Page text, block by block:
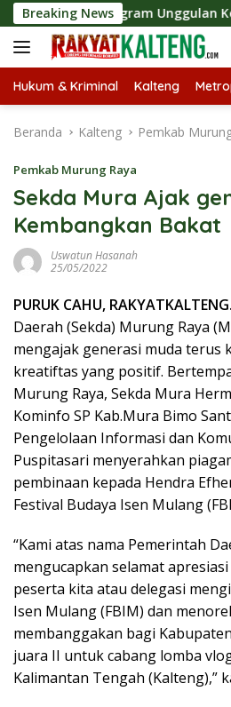
Langsung
ke
konten
Breaking News
Program Unggulan Kepada
Hukum & Kriminal Kalteng
Beranda Kalteng Pemkab
Pemkab Murung Raya
Sekda Mura Ajak
Kembangkan Bakat
Uswatun Hasanah
25/05/2022
PURUK CAHU,
Daerah (Sekda) Murung Raya
mengajak generasi muda terus
kreatiftas yang positif.
Murung Raya, Sekda Mura
Kominfo SP Kab.Mura Bimo
Pengelolaan Informasi dan
Puspitasari menyerahkan
pembinaan kepada Hendra
Festival Budaya Isen Mulang
“Kami atas nama Pemerintah
mengucapkan selamat
peserta kita atau delegasi
Isen Mulang (FBIM) dan
membanggakan bagi
juara II untuk cabang lomba
Kalimantan Tengah (Kalteng),”